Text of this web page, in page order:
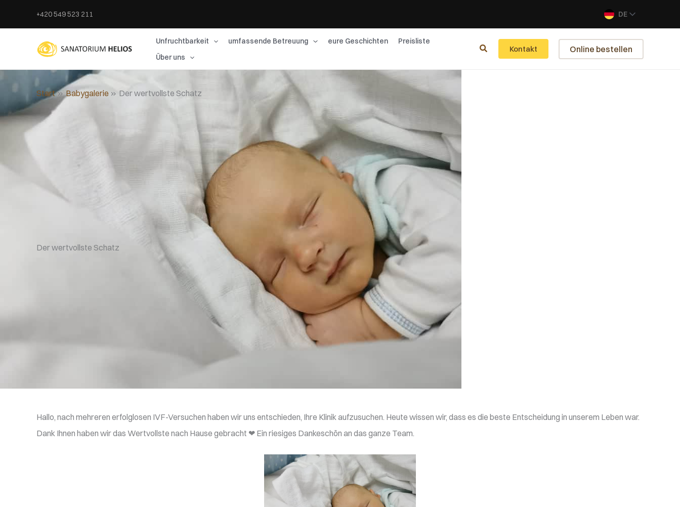
+420 549 523 211 DE
Unfruchtbarkeit umfassende Betreuung eure Geschichten
Preisliste
Über uns
Kontakt Online bestellen
Start Babygalerie Der wertvollste Schatz
Der wertvollste Schatz
Hallo, nach mehreren erfolglosen IVF-Versuchen haben wir uns entschieden, Ihre Klinik aufzusuchen. Heute wissen wir, dass es die beste Entscheidung in unserem Leben war.
Dank Ihnen haben wir das Wertvollste nach Hause gebracht ❤ Ein riesiges Dankeschön an das ganze Team.